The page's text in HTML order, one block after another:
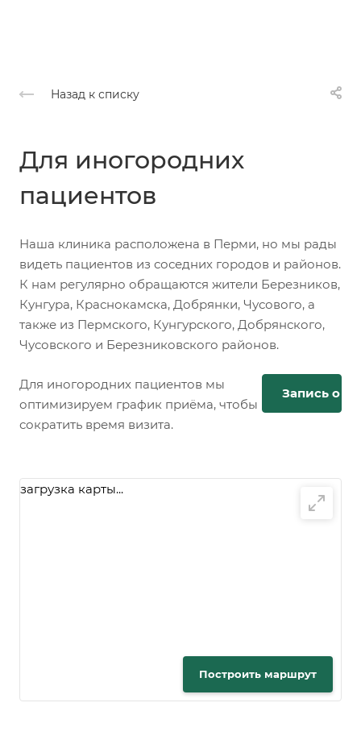
Назад к списку
Для иногородних
пациентов
Наша клиника расположена в Перми, но мы рады
видеть пациентов из соседних городов и районов.
К нам регулярно обращаются жители Березников,
Кунгура, Краснокамска, Добрянки, Чусового, а
также из Пермского, Кунгурского, Добрянского,
Чусовского и Березниковского районов.
Для иногородних пациентов мы
оптимизируем график приёма, чтобы
сократить время визита.
Запись
загрузка карты...
Построить маршрут